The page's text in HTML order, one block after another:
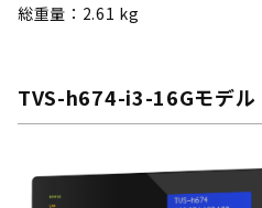
総重量：2.61 kg
TVS-h674-i3-16Gモデル